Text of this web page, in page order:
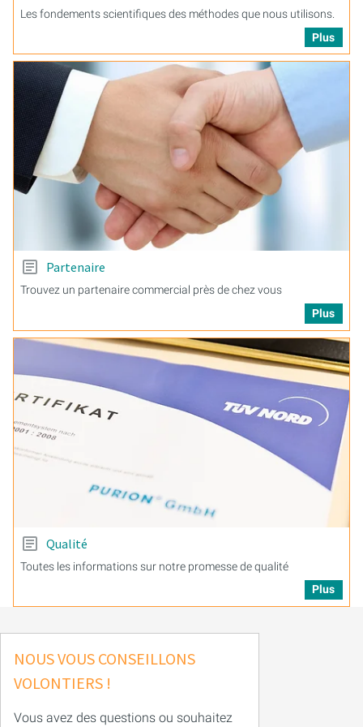
Les fondements scientifiques des méthodes que nous utilisons.
Plus
Partenaire
Trouvez un partenaire commercial près de chez vous
Plus
Qualité
Toutes les informations sur notre promesse de qualité
Plus
NOUS VOUS CONSEILLONS
VOLONTIERS !
Vous avez des questions ou souhaitez